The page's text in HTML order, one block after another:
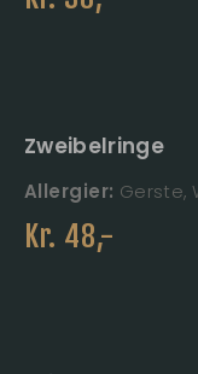
Zweibelringe
Allergier: Gerste,
Kr. 48,-